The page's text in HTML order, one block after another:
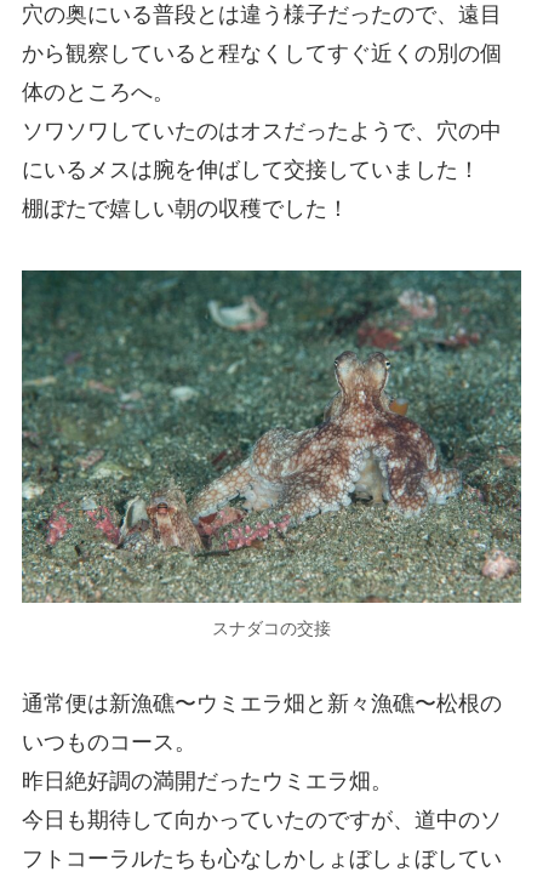
穴の奥にいる普段とは違う様子だったので、遠目
から観察していると程なくしてすぐ近くの別の個
体のところへ。
ソワソワしていたのはオスだったようで、穴の中
にいるメスは腕を伸ばして交接していました！
棚ぼたで嬉しい朝の収穫でした！
スナダコの交接
通常便は新漁礁〜ウミエラ畑と新々漁礁〜松根の
いつものコース。
昨日絶好調の満開だったウミエラ畑。
今日も期待して向かっていたのですが、道中のソ
フトコーラルたちも心なしかしょぼしょぼしてい